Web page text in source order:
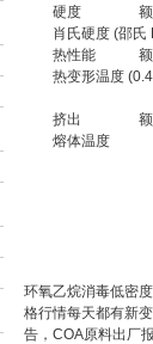
硬度
肖氏硬度 (邵氏
热性能
热变形温度
挤出
熔体温度
环氧乙烷消毒低密
格行情每天都有新
告，COA原料出厂